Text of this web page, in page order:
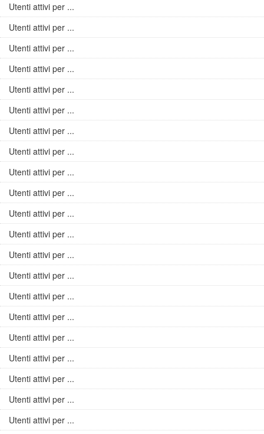
Utenti attivi per ...
Utenti attivi per ...
Utenti attivi per ...
Utenti attivi per ...
Utenti attivi per ...
Utenti attivi per ...
Utenti attivi per ...
Utenti attivi per ...
Utenti attivi per ...
Utenti attivi per ...
Utenti attivi per ...
Utenti attivi per ...
Utenti attivi per ...
Utenti attivi per ...
Utenti attivi per ...
Utenti attivi per ...
Utenti attivi per ...
Utenti attivi per ...
Utenti attivi per ...
Utenti attivi per ...
Utenti attivi per ...